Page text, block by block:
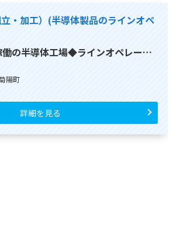
・加工）(半導体製品のラインオペ
働の半導体工場◆ラインオペレー…
陽町
詳細を見る